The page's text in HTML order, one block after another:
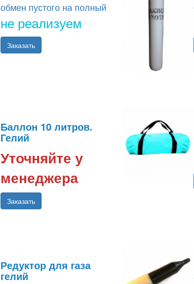
обмен пустого на полный
не реализуем
Заказать
Баллон 10 литров.
Гелий
Уточняйте у
менеджера
Заказать
Редуктор для газа
гелий